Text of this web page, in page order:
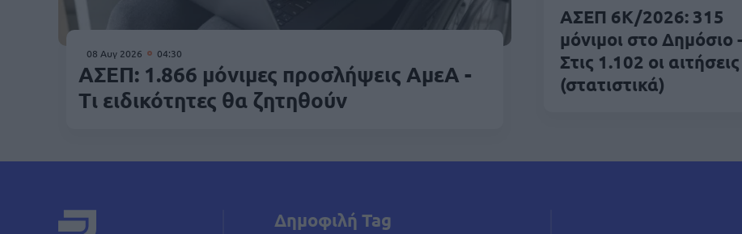
08 Αυγ 2026 04:30
ΑΣΕΠ: 1.866 μόνιμες προσλήψεις ΑμεΑ -
Τι ειδικότητες θα ζητηθούν
ΑΣΕΠ 6Κ/2026: 315
μόνιμοι στο Δημόσιο -
Στις 1.102 οι αιτήσεις
(στατιστικά)
Δημοφιλή Tag